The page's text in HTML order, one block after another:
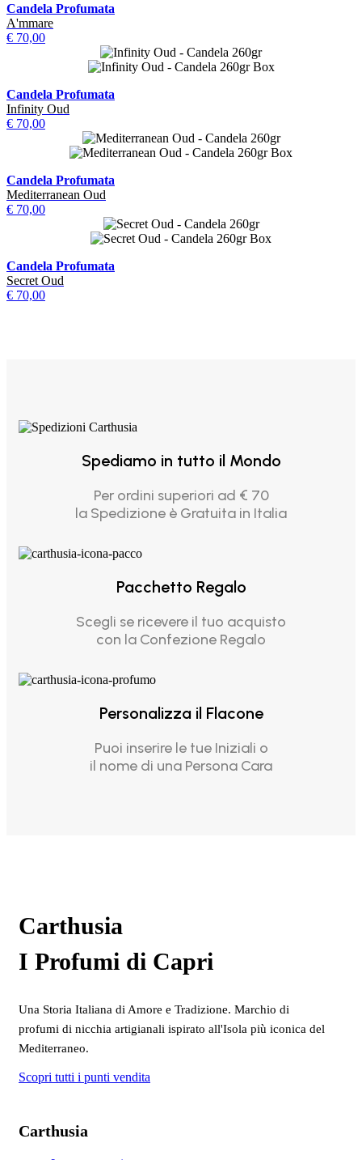
Candela Profumata
A'mmare
€ 70,00
Candela Profumata
Infinity Oud
€ 70,00
Candela Profumata
Mediterranean Oud
€ 70,00
Candela Profumata
Secret Oud
€ 70,00
Spediamo in tutto il Mondo
Per ordini superiori ad € 70
la Spedizione è Gratuita in Italia
Pacchetto Regalo
Scegli se ricevere il tuo acquisto
con la Confezione Regalo
Personalizza il Flacone
Puoi inserire le tue Iniziali o
il nome di una Persona Cara
Carthusia
I Profumi di Capri
Una Storia Italiana di Amore e Tradizione. Marchio di
profumi di nicchia artigianali ispirato all'Isola più iconica del
Mediterraneo.
Scopri tutti i punti vendita
Carthusia